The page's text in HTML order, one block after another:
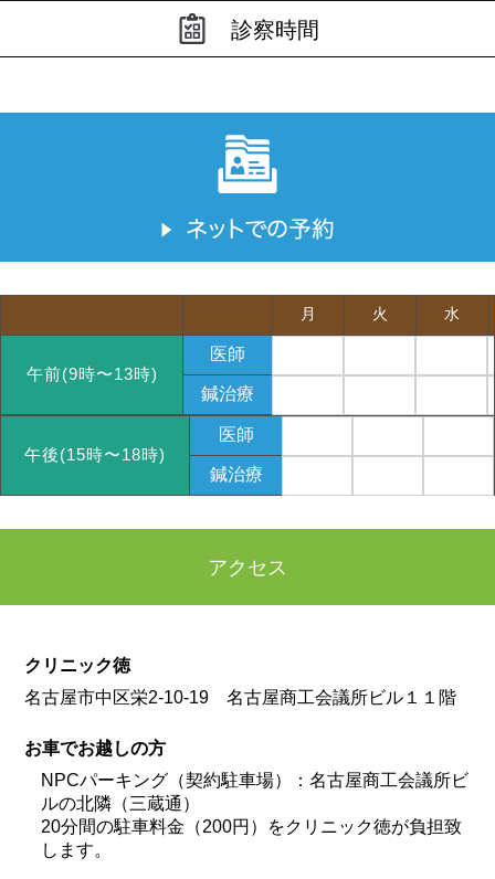
診察時間
月 火 水
午前(9時〜13時)
医師
鍼治療
午後(15時〜18時)
医師
鍼治療
アクセス
クリニック徳
名古屋市中区栄2-10-19 名古屋商工会議所ビル１１階
お車でお越しの方
NPCパーキング（契約駐車場）：名古屋商工会議所ビ
ルの北隣（三蔵通）
20分間の駐車料金（200円）をクリニック徳が負担致
します。